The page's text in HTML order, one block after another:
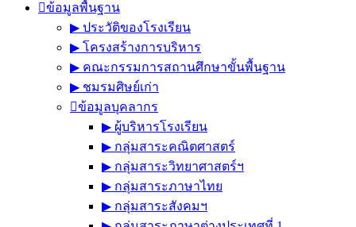
ข้อมูลพื้นฐาน
▶︎ ประวัติของโรงเรียน
▶︎ โครงสร้างการบริหาร
▶︎ คณะกรรมการสถานศึกษาขั้นพื้นฐาน
▶︎ ชมรมศิษย์เก่า
ข้อมูลบุคลากร
▶︎ ผู้บริหารโรงเรียน
▶︎ กลุ่มสาระคณิตศาสตร์
▶︎ กลุ่มสาระวิทยาศาสตร์ฯ
▶︎ กลุ่มสาระภาษาไทย
▶︎ กลุ่มสาระสังคมฯ